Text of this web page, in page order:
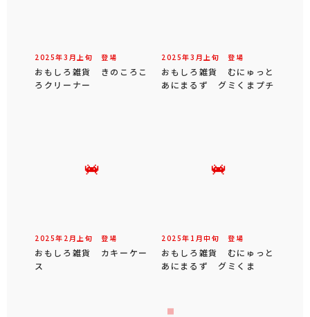
2025年3 月 上旬 登場
おもしろ雑貨 きのころこ
ろクリーナー
2025年3 月 上旬 登場
おもしろ雑貨 むにゅっと
あにまるず グミくまプチ
2025年 2 月 上旬 登場
おもしろ雑貨 カキーケー
ス
2025年 1 月中旬 登場
おもしろ雑貨 むにゅっと
あにまるず グミくま